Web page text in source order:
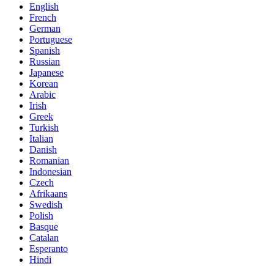
English
French
German
Portuguese
Spanish
Russian
Japanese
Korean
Arabic
Irish
Greek
Turkish
Italian
Danish
Romanian
Indonesian
Czech
Afrikaans
Swedish
Polish
Basque
Catalan
Esperanto
Hindi